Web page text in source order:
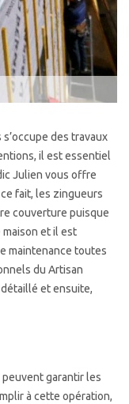
des travaux
il est essentiel
Julien vous offre
fait, les zingueurs
couverture puisque
et il est
maintenance toutes
du Artisan
et ensuite,
garantir les
à cette opération,